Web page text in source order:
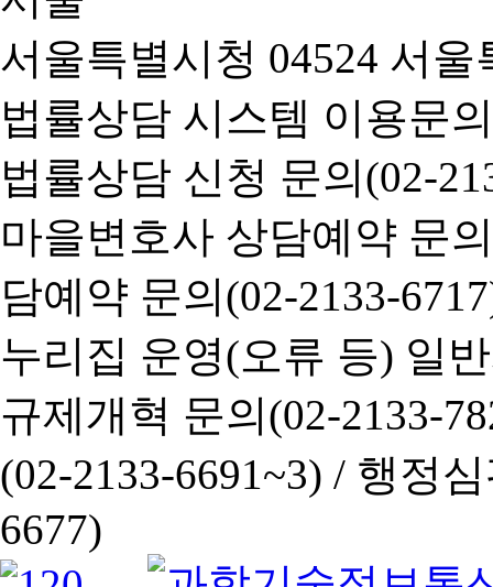
서울특별시청 04524 서
법률상담 시스템 이용문
법률상담 신청 문의(02-
마을변호사 상담예약 문
담예약 문의(02-2133-
누리집 운영(오류 등) 일
규제개혁 문의(02-2133-
(02-2133-6691~3) / 행정심
6677)